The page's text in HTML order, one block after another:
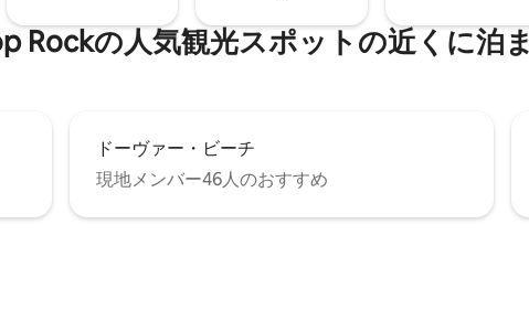
Rockの人気観光スポットの近くに泊
ドーヴァー・ビーチ
現地メンバー46人のおすすめ